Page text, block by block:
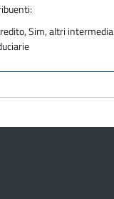
Sim, altri